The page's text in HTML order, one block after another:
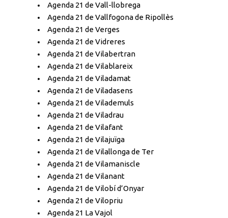
Agenda 21 de Vall-llobrega
Agenda 21 de Vallfogona de Ripollès
Agenda 21 de Verges
Agenda 21 de Vidreres
Agenda 21 de Vilabertran
Agenda 21 de Vilablareix
Agenda 21 de Viladamat
Agenda 21 de Viladasens
Agenda 21 de Vilademuls
Agenda 21 de Viladrau
Agenda 21 de Vilafant
Agenda 21 de Vilajuïga
Agenda 21 de Vilallonga de Ter
Agenda 21 de Vilamaniscle
Agenda 21 de Vilanant
Agenda 21 de Vilobí d’Onyar
Agenda 21 de Vilopriu
Agenda 21 La Vajol